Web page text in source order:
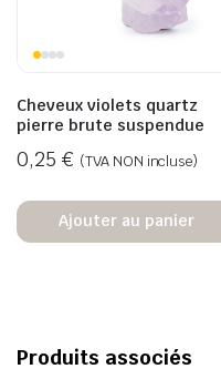
Cheveux violets quartz
pierre brute suspendue
0,25 € (TVA NON incluse)
Ajouter au panier
Produits associés